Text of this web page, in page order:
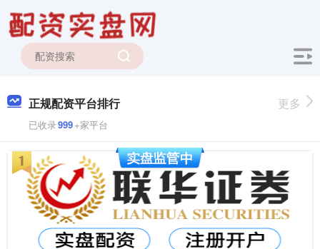
正规配资平台排行
已收录999+家平台
更多